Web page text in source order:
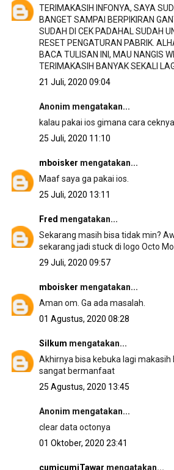
TERIMAKASIH INFONYA, SAYA
BANGET SAMPAI BERPIKIRAN
SUDAH DI CEK PADAHAL SUDAH
RESET PENGATURAN PABRIK.
BACA TULISAN INI, MAU NANGIS
TERIMAKASIH BANYAK SEKALI
21 Juli, 2020 09:04
Anonim mengatakan...
kalau pakai ios gimana cara
25 Juli, 2020 11:10
mboisker mengatakan...
Maaf saya ga pakai ios.
25 Juli, 2020 13:11
Fred mengatakan...
Sekarang masih bisa tidak min?
sekarang jadi stuck di logo Octo
29 Juli, 2020 09:57
mboisker mengatakan...
Aman om. Ga ada masalah.
01 Agustus, 2020 08:28
Silkum mengatakan...
Akhirnya bisa kebuka lagi makasih
sangat bermanfaat
25 Agustus, 2020 13:45
Anonim mengatakan...
clear data octonya
01 Oktober, 2020 23:41
cumicumiTawar mengatakan...